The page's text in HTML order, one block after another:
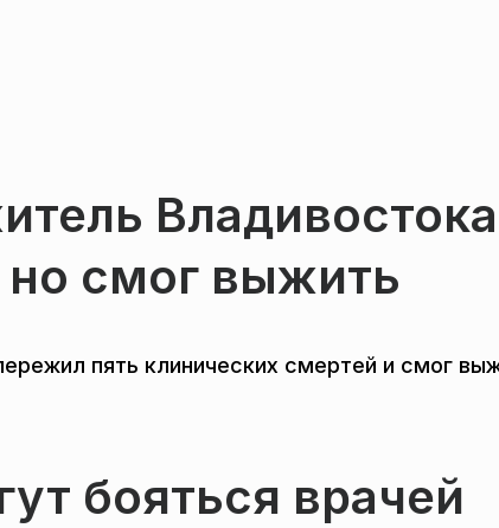
Владивостока
но смог выжить
пять клинических смертей и смог
бояться врачей